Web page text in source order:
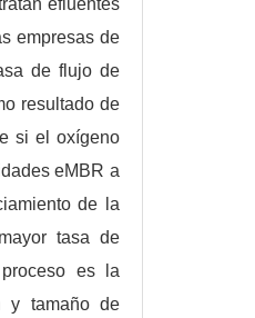
efluentes
empresas de
de flujo de
resultado de
si el oxígeno
eMBR a
de la
tasa de
es la
y tamaño de